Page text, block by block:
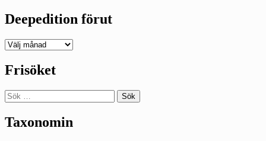
Deepedition förut
Deepedition
Frisöket
Sök
efter:
Taxonomin